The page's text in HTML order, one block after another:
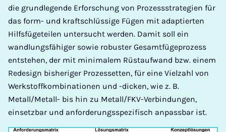
die grundlegende Erforschung von Prozessstrategien für
das form- und kraftschlüssige Fügen mit adaptierten
Hilfsfügeteilen untersucht werden. Damit soll ein
wandlungsfähiger sowie robuster Gesamtfügeprozess
entstehen, der mit minimalem Rüstaufwand bzw. einem
Redesign bisheriger Prozessetten, für eine Vielzahl von
Werkstoffkombinationen und -dicken, wie z. B.
Metall/Metall- bis hin zu Metall/FKV-Verbindungen,
einsetzbar und anforderungsspezifisch anpassbar ist.